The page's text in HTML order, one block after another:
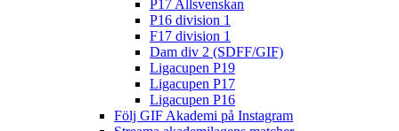
P17 Allsvenskan
P16 division 1
F17 division 1
Dam div 2 (SDFF/GIF)
Ligacupen P19
Ligacupen P17
Ligacupen P16
Följ GIF Akademi på Instagram